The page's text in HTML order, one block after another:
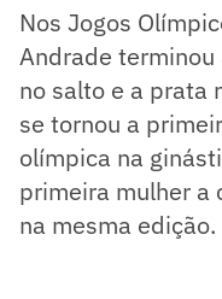
Nos Jogos
Andrade
no salto e a prata
se tornou a
olímpica na
primeira mulher a
na mesma edição.